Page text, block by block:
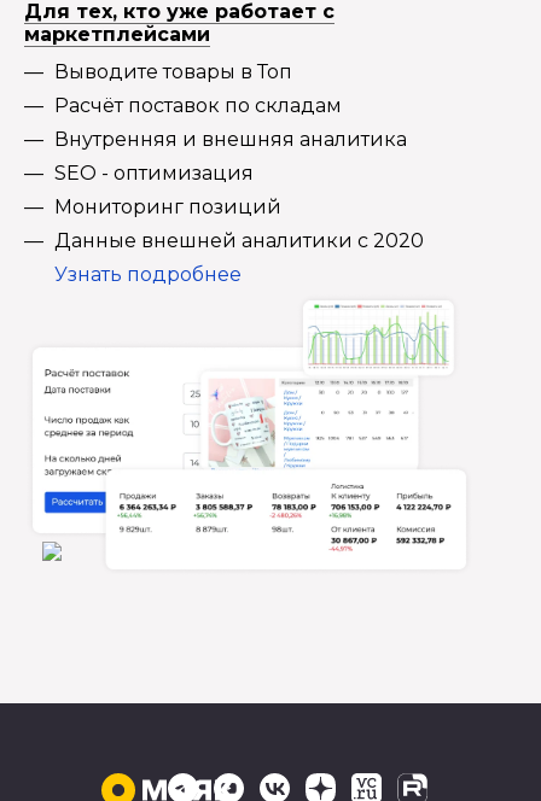
Для тех, кто уже работает с
маркетплейсами
Выводите товары в Топ
Расчёт поставок по складам
Внутренняя и внешняя аналитика
SEO - оптимизация
Мониторинг позиций
Данные внешней аналитики с 2020
Узнать подробнее